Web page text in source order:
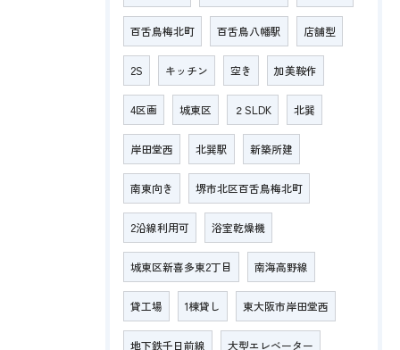
百舌鳥梅北町 百舌鳥八幡駅 店舗型
2S キッチン 空き 加美鞍作
4区画 城東区 ２SLDK 北巽
岸田堂西 北巽駅 新築所建
南東向き 堺市北区百舌鳥梅北町
2沿線利用可 浴室乾燥機
城東区新喜多東2丁目 南海高野線
貸工場 1棟貸し 東大阪市岸田堂西
地下鉄千日前線 大型エレベーター